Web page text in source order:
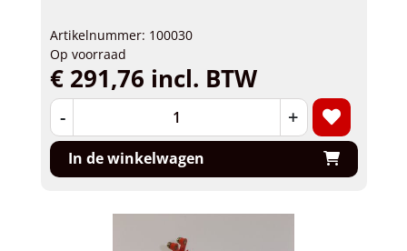
Artikelnummer: 100030
Op voorraad
€ 291,76 incl. BTW
- +
In de winkelwagen